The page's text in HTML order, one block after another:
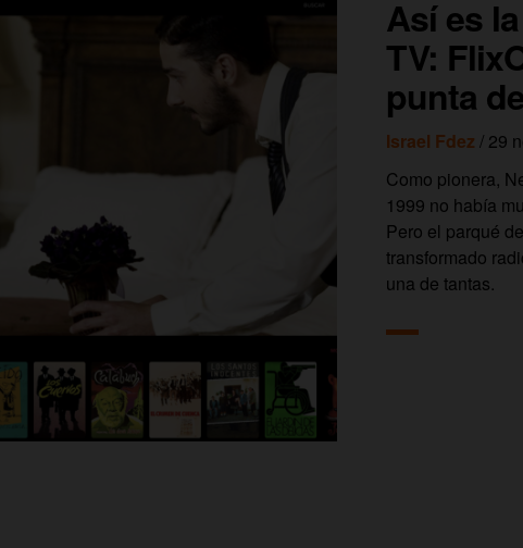
Así es
TV:
punta
Israel Fdez / 29
Como pionera,
1999 no había
Pero el parqué
transformado
una de tantas.